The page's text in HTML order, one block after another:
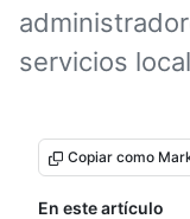
servicios
Copiar como
En este artículo